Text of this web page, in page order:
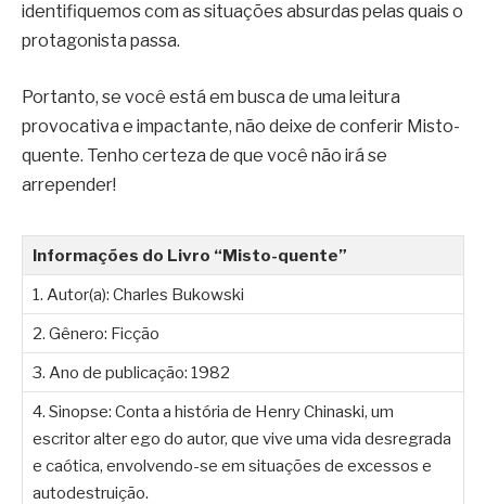
identifiquemos com as situações absurdas pelas quais o
protagonista passa.
Portanto, se você está em busca de uma leitura
provocativa e impactante, não deixe de conferir Misto-
quente. Tenho certeza de que você não irá se
arrepender!
Informações do Livro “Misto-quente”
1. Autor(a): Charles Bukowski
2. Gênero: Ficção
3. Ano de publicação: 1982
4. Sinopse: Conta a história de Henry Chinaski, um
escritor alter ego do autor, que vive uma vida desregrada
e caótica, envolvendo-se em situações de excessos e
autodestruição.